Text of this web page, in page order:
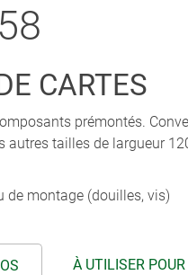
CARTES
prémontés.
autres tailles de largueur
de montage (douilles, vis)
À UTILISER POUR